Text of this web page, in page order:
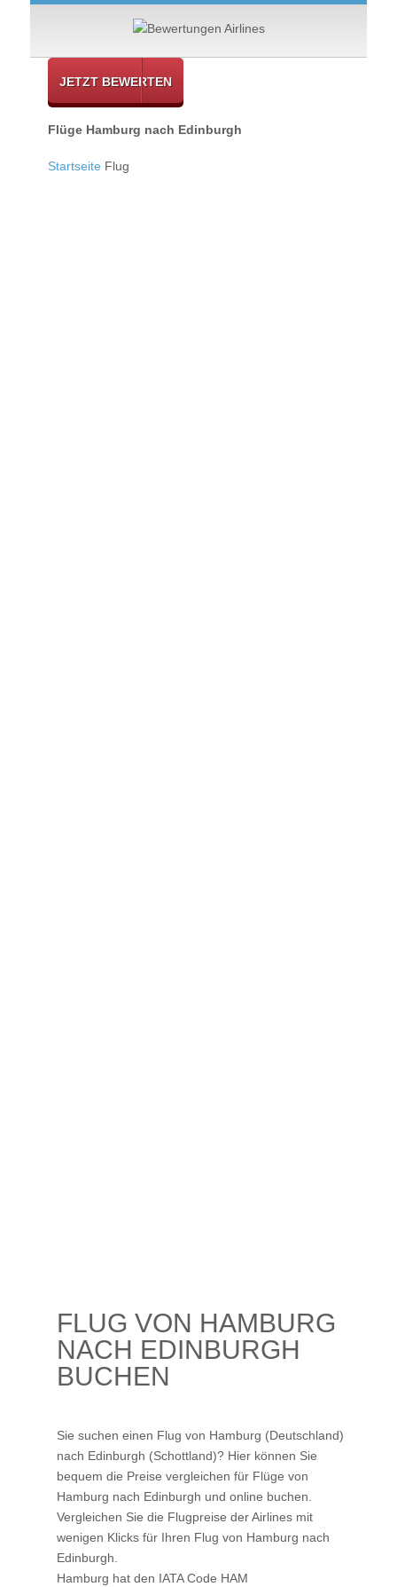
JETZT BEWERTEN
Flüge Hamburg nach Edinburgh
Startseite Flug
FLUG VON HAMBURG
NACH EDINBURGH
BUCHEN
Sie suchen einen Flug von Hamburg (Deutschland)
nach Edinburgh (Schottland)? Hier können Sie
bequem die Preise vergleichen für Flüge von
Hamburg nach Edinburgh und online buchen.
Vergleichen Sie die Flugpreise der Airlines mit
wenigen Klicks für Ihren Flug von Hamburg nach
Edinburgh.
Hamburg hat den IATA Code HAM